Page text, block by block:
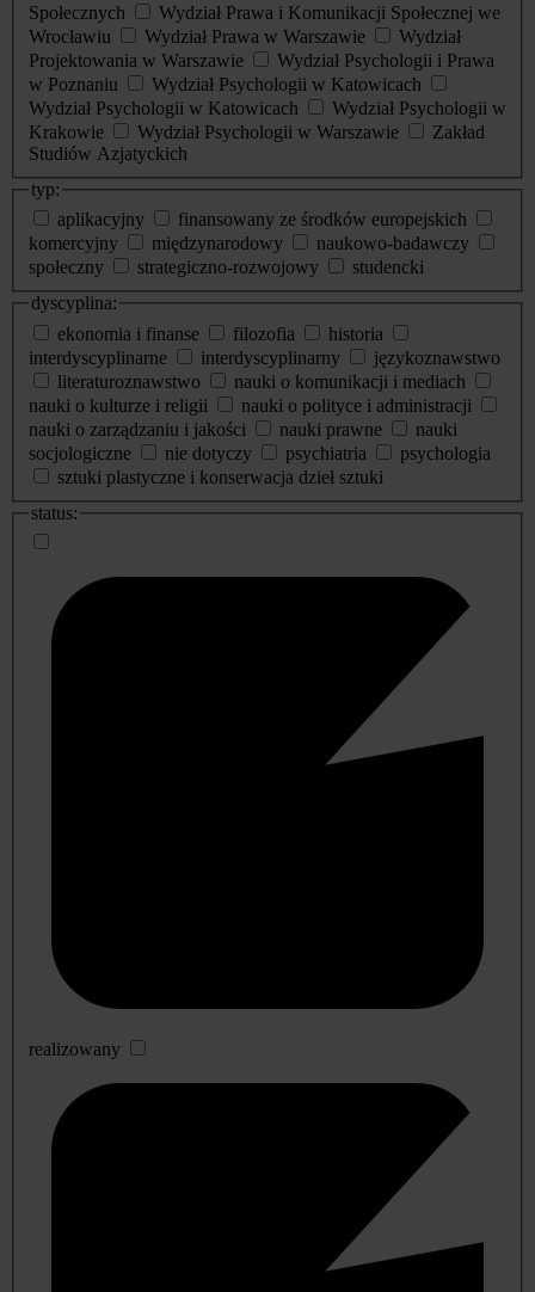
Społecznych
Wydział Prawa i Komunikacji Społecznej we
Wrocławiu
Wydział Prawa w Warszawie
Wydział
Projektowania w Warszawie
Wydział Psychologii i Prawa
w Poznaniu
Wydział Psychologii w Katowicach
Wydział Psychologii w Katowicach
Wydział Psychologii w
Krakowie
Wydział Psychologii w Warszawie
Zakład
Studiów Azjatyckich
typ:
aplikacyjny
finansowany ze środków europejskich
komercyjny
międzynarodowy
naukowo-badawczy
społeczny
strategiczno-rozwojowy
studencki
dyscyplina:
ekonomia i finanse
filozofia
historia
interdyscyplinarne
interdyscyplinarny
językoznawstwo
literaturoznawstwo
nauki o komunikacji i mediach
nauki o kulturze i religii
nauki o polityce i administracji
nauki o zarządzaniu i jakości
nauki prawne
nauki
socjologiczne
nie dotyczy psychiatria
psychologia
sztuki plastyczne i konserwacja dzieł sztuki
status:
realizowany